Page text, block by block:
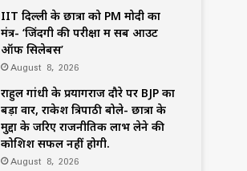
IIT दिल्ली के छात्रों को PM मोदी का
मंत्र- ‘जिंदगी की परीक्षा में सब आउट
ऑफ सिलेबस’
August 8, 2026
राहुल गांधी के प्रयागराज दौरे पर BJP का
बड़ा वार, राकेश त्रिपाठी बोले- छात्रों के
मुद्दों के जरिए राजनीतिक लाभ लेने की
कोशिश सफल नहीं होगी.
August 8, 2026